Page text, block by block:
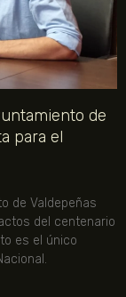
de
para el
de Valdepeñas
del centenario
es el único